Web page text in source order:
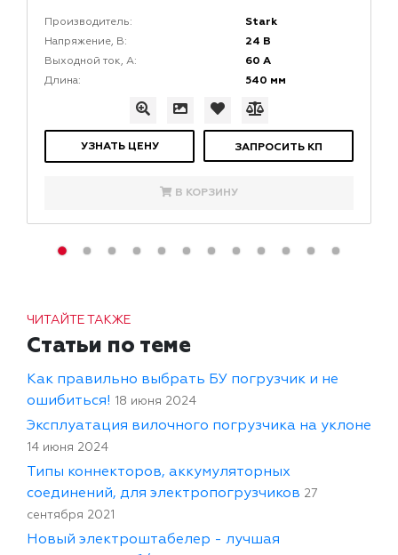
Производитель: Stark
Напряжение, В: 24 В
Выходной ток, A: 60 А
Длина: 540 мм
УЗНАТЬ ЦЕНУ ЗАПРОСИТЬ КП
В КОРЗИНУ
ЧИТАЙТЕ ТАКЖЕ
Статьи по теме
Как правильно выбрать БУ погрузчик и не
ошибиться! 18 июня 2024
Эксплуатация вилочного погрузчика на уклоне
14 июня 2024
Типы коннекторов, аккумуляторных
соединений, для электропогрузчиков 27
сентября 2021
Новый электроштабелер - лучшая